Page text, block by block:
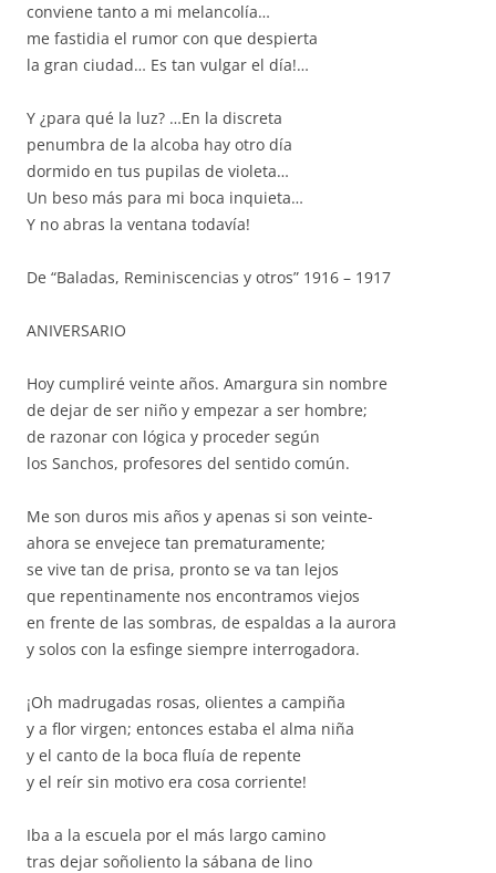
conviene tanto a mi melancolía…
me fastidia el rumor con que despierta
la gran ciudad… Es tan vulgar el día!…
Y ¿para qué la luz? …En la discreta
penumbra de la alcoba hay otro día
dormido en tus pupilas de violeta…
Un beso más para mi boca inquieta…
Y no abras la ventana todavía!
De “Baladas, Reminiscencias y otros” 1916 – 1917
ANIVERSARIO
Hoy cumpliré veinte años. Amargura sin nombre
de dejar de ser niño y empezar a ser hombre;
de razonar con lógica y proceder según
los Sanchos, profesores del sentido común.
Me son duros mis años y apenas si son veinte-
ahora se envejece tan prematuramente;
se vive tan de prisa, pronto se va tan lejos
que repentinamente nos encontramos viejos
en frente de las sombras, de espaldas a la aurora
y solos con la esfinge siempre interrogadora.
¡Oh madrugadas rosas, olientes a campiña
y a flor virgen; entonces estaba el alma niña
y el canto de la boca fluía de repente
y el reír sin motivo era cosa corriente!
Iba a la escuela por el más largo camino
tras dejar soñoliento la sábana de lino